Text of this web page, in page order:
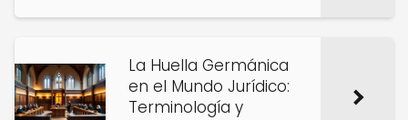
La Huella Germánica
en el Mundo Jurídico:
Terminología y